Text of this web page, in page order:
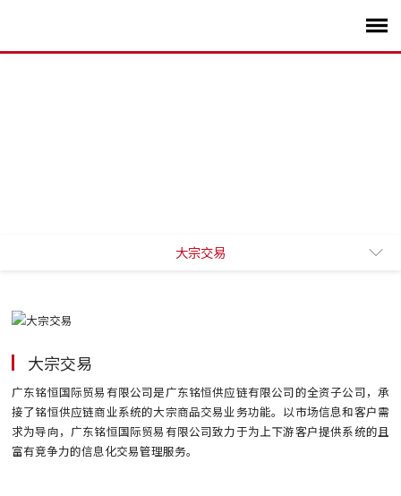
大宗交易
大宗交易
广东铭恒国际贸易有限公司是广东铭恒供应链有限公司的全资子公司，承
接了铭恒供应链商业系统的大宗商品交易业务功能。以市场信息和客户需
求为导向，广东铭恒国际贸易有限公司致力于为上下游客户提供系统的且
富有竞争力的信息化交易管理服务。